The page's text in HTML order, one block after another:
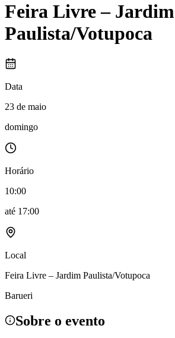
Feira Livre – Jardim
Paulista/Votupoca
Data
23 de maio
domingo
Horário
10:00
até 17:00
Local
Feira Livre – Jardim Paulista/Votupoca
Barueri
Sobre o evento